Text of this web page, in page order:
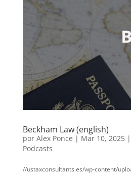
Beckham Law (english)
por Alex Ponce | Mar 10, 2025|
Podcasts
//ustaxconsultants.es/wp-content/